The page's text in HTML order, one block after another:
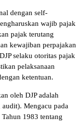
dengan self-
wajib pajak
pajak terutang
kewajiban perpajakan
selaku otoritas pajak
pelaksanaan
ketentuan.
oleh DJP adalah
Mengacu pada
1983 tentang